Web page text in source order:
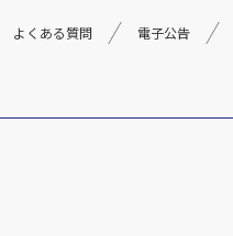
よくある質問 電子公告